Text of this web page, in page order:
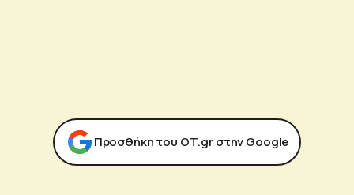
Προσθήκη του ΟΤ.gr στην Google